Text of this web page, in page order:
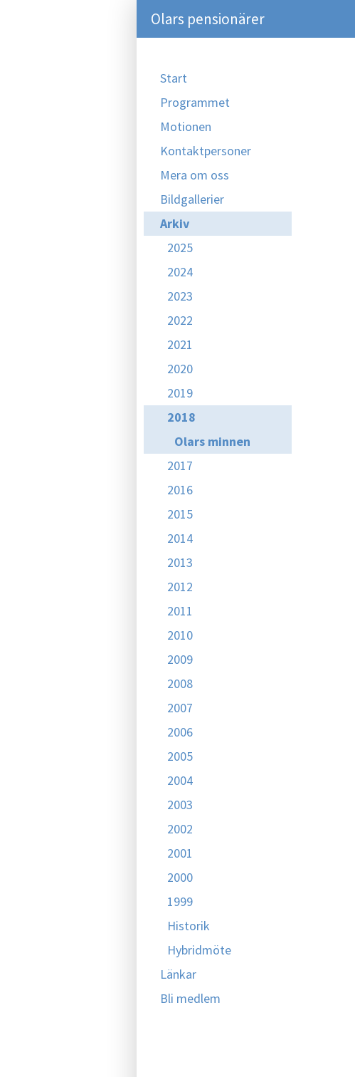
Olars pensionärer
Start
Programmet
Motionen
Kontaktpersoner
Mera om oss
Bildgallerier
Arkiv
2025
2024
2023
2022
2021
2020
2019
2018
Olars minnen
2017
2016
2015
2014
2013
2012
2011
2010
2009
2008
2007
2006
2005
2004
2003
2002
2001
2000
1999
Historik
Hybridmöte
Länkar
Bli medlem